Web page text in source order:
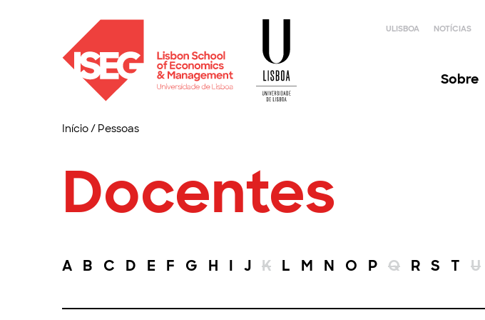
ULISBOA NOTÍCIAS
Sobre
Início/ Pessoas
Docentes
A B C D E F G H I J K L M N O P Q R S T U